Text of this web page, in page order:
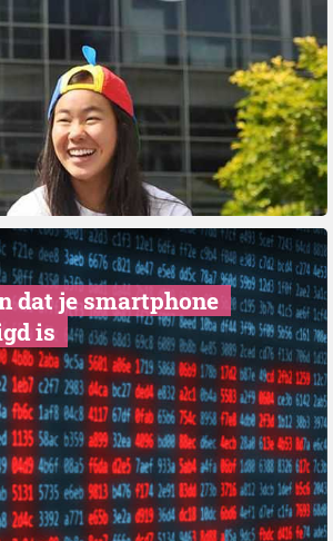
dat je smartphone
is